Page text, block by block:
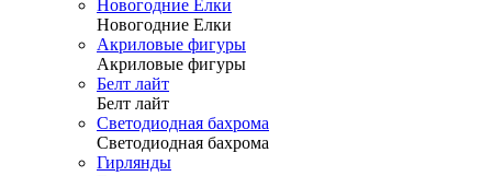
Новогодние Елки
Новогодние Елки
Акриловые фигуры
Акриловые фигуры
Белт лайт
Белт лайт
Светодиодная бахрома
Светодиодная бахрома
Гирлянды